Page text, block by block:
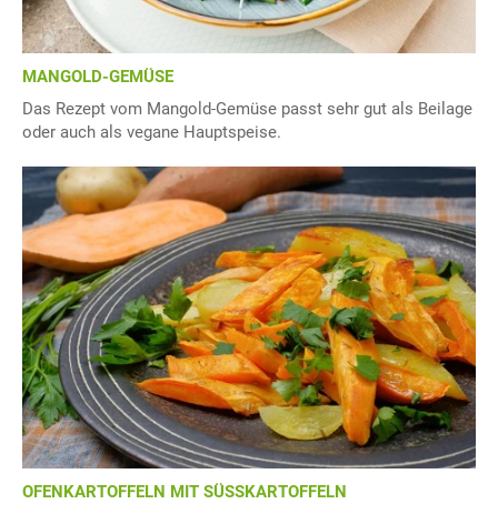
MANGOLD-GEMÜSE
Das Rezept vom Mangold-Gemüse passt sehr gut als Beilage
oder auch als vegane Hauptspeise.
OFENKARTOFFELN MIT SÜSSKARTOFFELN